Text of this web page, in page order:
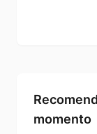
momento